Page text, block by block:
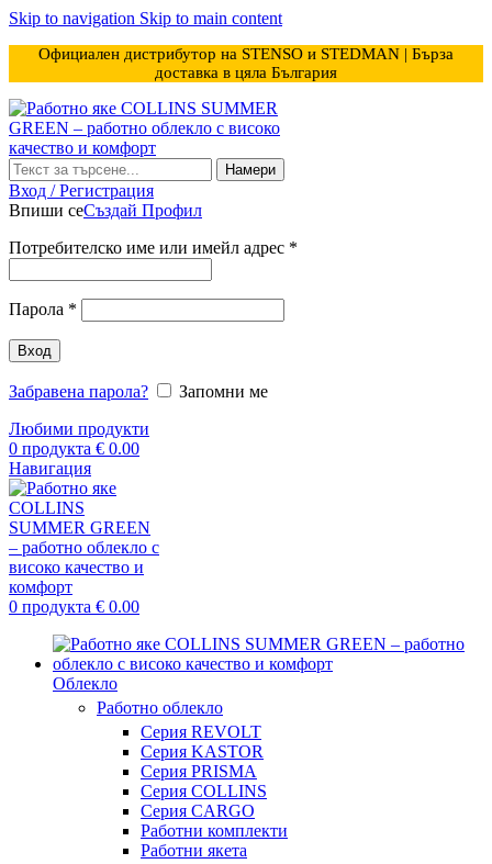
Skip to navigation Skip to main content
Официален дистрибутор на STENSO и STEDMAN | Бърза
доставка в цяла България
Намери
Вход / Регистрация
Впиши сеСъздай Профил
Потребителско име или имейл адрес *
Парола *
Вход
Забравена парола?
Запомни ме
Любими продукти
0 продукта € 0.00
Навигация
0 продукта € 0.00
Облекло
Работно облекло
Серия REVOLT
Серия KASTOR
Серия PRISMA
Серия COLLINS
Серия CARGO
Работни комплекти
Работни якета